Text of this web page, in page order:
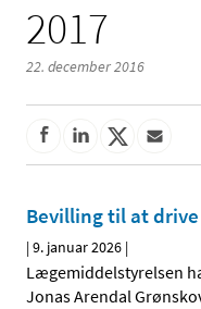
2017
22. december 2016
Bevilling til at
|9. januar 2026 |
Lægemiddelstyrelsen
Jonas Arendal